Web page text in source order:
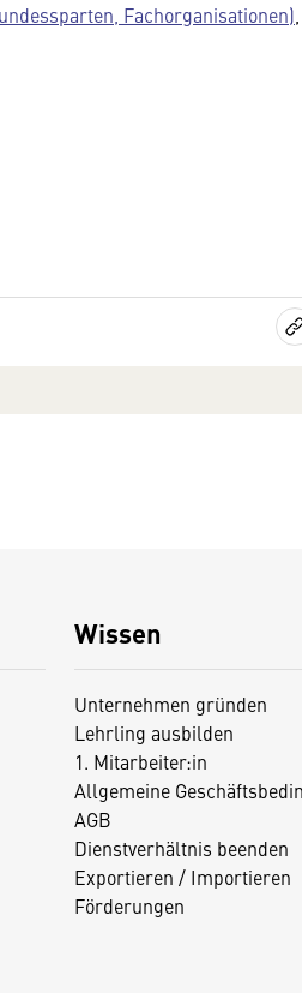
Fachorganisationen)
Wissen
Unternehmen gründen
Lehrling ausbilden
1. Mitarbeiter:in
Allgemeine
AGB
Dienstverhältnis beenden
Exportieren / Importieren
Förderungen